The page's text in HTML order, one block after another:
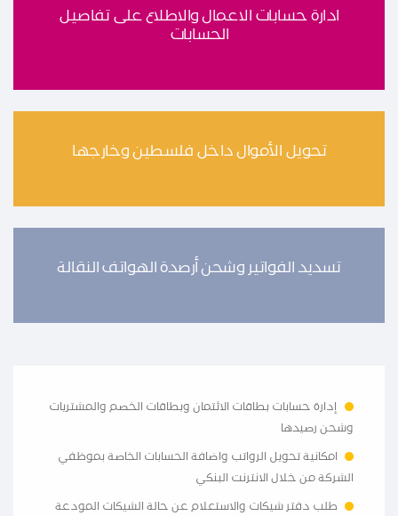
ادارة حسابات الاعمال والاطلاع على تفاصيل
الحسابات
تحويل الأموال داخل فلسطين وخارجها
تسديد الفواتير وشحن أرصدة الهواتف النقالة
إدارة حسابات بطاقات الائتمان وبطاقات الخصم والمشتريات
وشحن رصيدها
امكانية تحويل الرواتب واضافة الحسابات الخاصة بموظفي
الشركة من خلال الانترنت البنكي
طلب دفتر شيكات والاستعلام عن حالة الشيكات المودعة